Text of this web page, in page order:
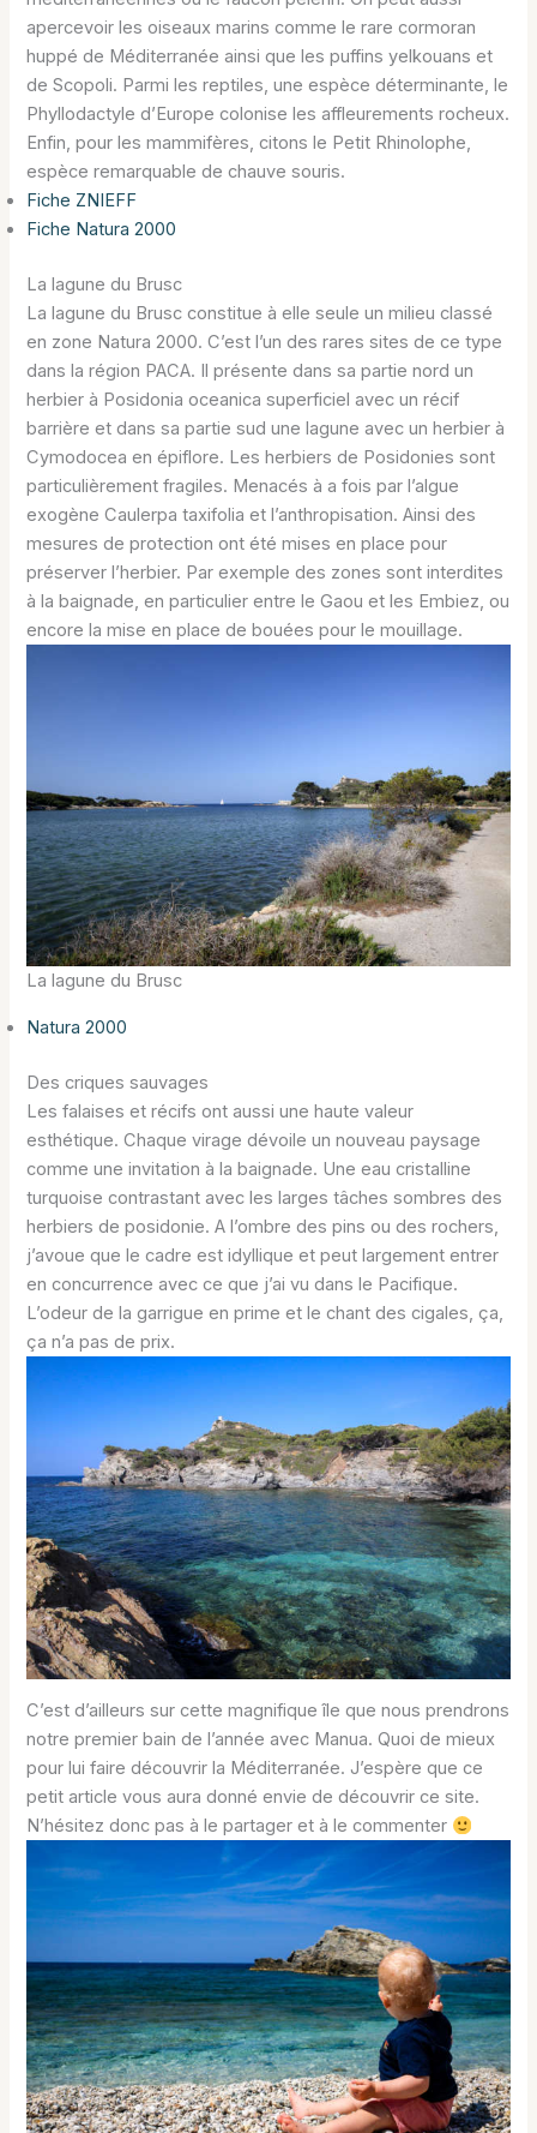
apercevoir les oiseaux marins comme le rare cormoran
huppé de Méditerranée ainsi que les puffins yelkouans et
de Scopoli. Parmi les reptiles, une espèce déterminante, le
Phyllodactyle d’Europe colonise les affleurements rocheux.
Enfin, pour les mammifères, citons le Petit Rhinolophe,
espèce remarquable de chauve souris.
Fiche ZNIEFF
Fiche Natura 2000
La lagune du Brusc
La lagune du Brusc constitue à elle seule un milieu classé
en zone Natura 2000. C’est l’un des rares sites de ce type
dans la région PACA. Il présente dans sa partie nord un
herbier à Posidonia oceanica superficiel avec un récif
barrière et dans sa partie sud une lagune avec un herbier à
Cymodocea en épiflore. Les herbiers de Posidonies sont
particulièrement fragiles. Menacés à a fois par l’algue
exogène Caulerpa taxifolia et l’anthropisation. Ainsi des
mesures de protection ont été mises en place pour
préserver l’herbier. Par exemple des zones sont interdites
à la baignade, en particulier entre le Gaou et les Embiez, ou
encore la mise en place de bouées pour le mouillage.
La lagune du Brusc
Natura 2000
Des criques sauvages
Les falaises et récifs ont aussi une haute valeur
esthétique. Chaque virage dévoile un nouveau paysage
comme une invitation à la baignade. Une eau cristalline
turquoise contrastant avec les larges tâches sombres des
herbiers de posidonie. A l’ombre des pins ou des rochers,
j’avoue que le cadre est idyllique et peut largement entrer
en concurrence avec ce que j’ai vu dans le Pacifique.
L’odeur de la garrigue en prime et le chant des cigales, ça,
ça n’a pas de prix.
C’est d’ailleurs sur cette magnifique île que nous prendrons
notre premier bain de l’année avec Manua. Quoi de mieux
pour lui faire découvrir la Méditerranée. J’espère que ce
petit article vous aura donné envie de découvrir ce site.
N’hésitez donc pas à le partager et à le commenter